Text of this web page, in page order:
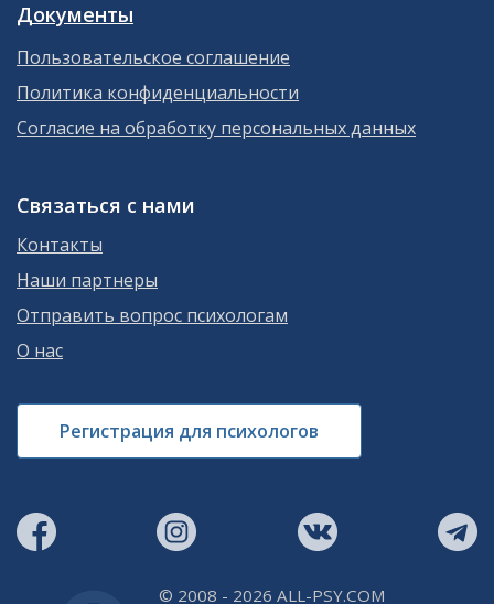
Документы
Пользовательское соглашение
Политика конфиденциальности
Согласие на обработку персональных данных
Связаться с нами
Контакты
Наши партнеры
Отправить вопрос психологам
О нас
Регистрация для психологов
© 2008 - 2026 ALL-PSY.COM